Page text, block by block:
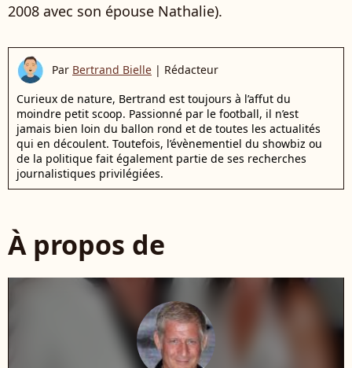
2008 avec son épouse Nathalie).
Par Bertrand Bielle | Rédacteur
Curieux de nature, Bertrand est toujours à l’affut du
moindre petit scoop. Passionné par le football, il n’est
jamais bien loin du ballon rond et de toutes les actualités
qui en découlent. Toutefois, l’évènementiel du showbiz ou
de la politique fait également partie de ses recherches
journalistiques privilégiées.
À propos de